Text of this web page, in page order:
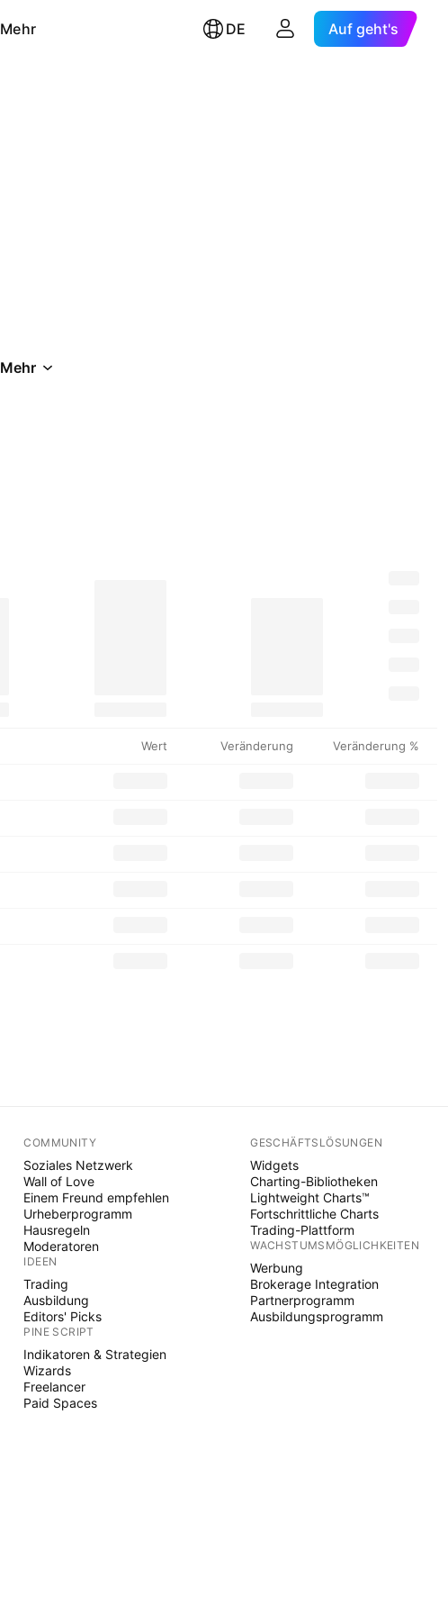
Mehr DE Auf geht's
Mehr
Wert Veränderung Veränderung %
COMMUNITY
Soziales Netzwerk
Wall of Love
Einem Freund empfehlen
Urheberprogramm
Hausregeln
Moderatoren
IDEEN
Trading
Ausbildung
Editors' Picks
PINE SCRIPT
Indikatoren & Strategien
Wizards
Freelancer
Paid Spaces
GESCHÄFTSLÖSUNGEN
Widgets
Charting-Bibliotheken
Lightweight Charts™
Fortschrittliche Charts
Trading-Plattform
WACHSTUMSMÖGLICHKEITEN
Werbung
Brokerage Integration
Partnerprogramm
Ausbildungsprogramm